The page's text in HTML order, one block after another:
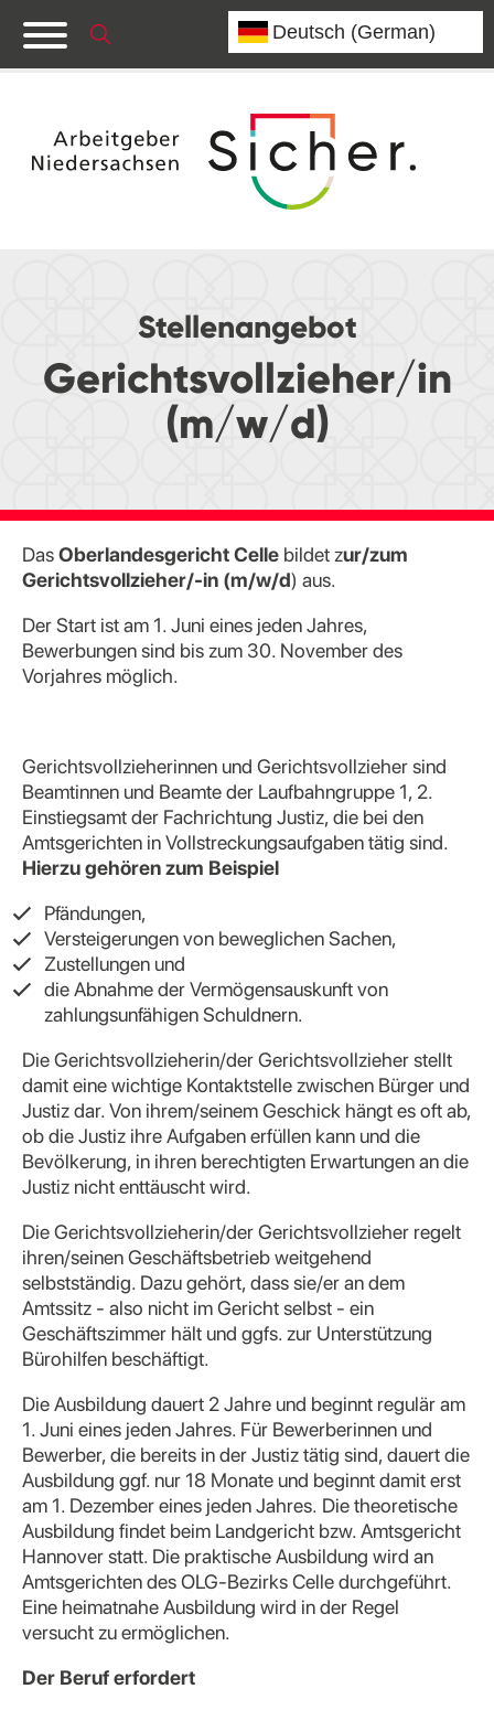
Stellenangebot
Gerichtsvollzieher/in
(m/w/d)
DasOberlandesgericht Celle bildet zur/zum
Gerichtsvollzieher/-in (m/w/d) aus.
Der Start ist am 1. Juni eines jeden Jahres,
Bewerbungen sind bis zum 30. November des
Vorjahres möglich.
Gerichtsvollzieherinnen und Gerichtsvollzieher sind
Beamtinnen und Beamte der Laufbahngruppe 1, 2.
Einstiegsamt der Fachrichtung Justiz, die bei den
Amtsgerichten in Vollstreckungsaufgaben tätig sind.
Hierzu gehören zum Beispiel
Pfändungen,
Versteigerungen von beweglichen Sachen,
Zustellungen und
die Abnahme der Vermögensauskunft von
zahlungsunfähigen Schuldnern.
Die Gerichtsvollzieherin/der Gerichtsvollzieher stellt
damit eine wichtige Kontaktstelle zwischen Bürger und
Justiz dar. Von ihrem/seinem Geschick hängt es oft ab,
ob die Justiz ihre Aufgaben erfüllen kann und die
Bevölkerung, in ihren berechtigten Erwartungen an die
Justiz nicht enttäuscht wird.
Die Gerichtsvollzieherin/der Gerichtsvollzieher regelt
ihren/seinen Geschäftsbetrieb weitgehend
selbstständig. Dazu gehört, dass sie/er an dem
Amtssitz - also nicht im Gericht selbst - ein
Geschäftszimmer hält und ggfs. zur Unterstützung
Bürohilfen beschäftigt.
Die Ausbildung dauert 2 Jahre und beginnt regulär am
1. Juni eines jeden Jahres. Für Bewerberinnen und
Bewerber, die bereits in der Justiz tätig sind, dauert die
Ausbildung ggf. nur 18 Monate und beginnt damit erst
am 1. Dezember eines jeden Jahres. Die theoretische
Ausbildung findet beim Landgericht bzw. Amtsgericht
Hannover statt. Die praktische Ausbildung wird an
Amtsgerichten des OLG-Bezirks Celle durchgeführt.
Eine heimatnahe Ausbildung wird in der Regel
versucht zu ermöglichen.
Der Beruf erfordert